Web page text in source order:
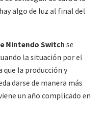
algo de luz al final del
Nintendo Switchse
la situación por el
la producción y
darse de manera más
un año complicado en